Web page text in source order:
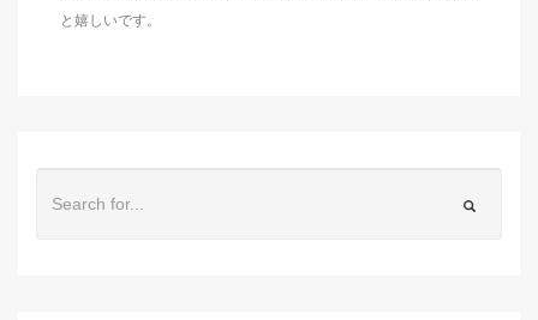
と嬉しいです。